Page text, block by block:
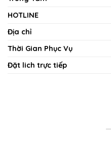
HOTLINE
Địa chỉ
Thời Gian Phục Vụ
Đặt lich trực tiếp